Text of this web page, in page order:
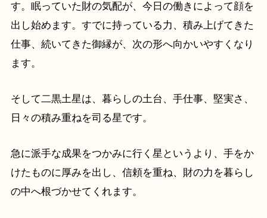
す。眠っていた財の気配が、今日の働きによって顔を
出し始めます。すでに持っている力、積み上げてきた
仕事、続いてきた御縁が、次の形へ向かいやすくなり
ます。
そして二黒土星は、暮らしの土台、手仕事、堅実さ、
日々の積み重ねを司る星です。
急に派手な成果をつかみに行く星というより、手をか
けたものに厚みを出し、信頼を重ね、財の力を暮らし
の中へ根づかせてくれます。